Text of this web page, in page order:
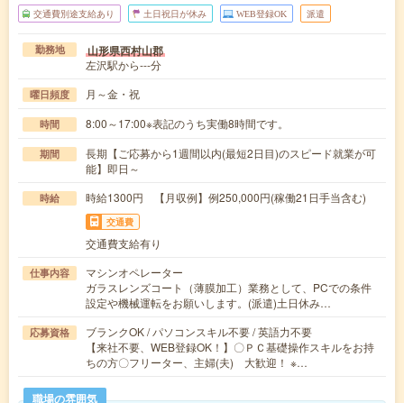
交通費別途支給あり 土日祝日が休み WEB登録OK 派遣
勤務地 山形県西村山郡
左沢駅から---分
曜日頻度 月～金・祝
時間 8:00～17:00※表記のうち実働8時間です。
期間
長期【ご応募から1週間以内(最短2日目)のスピード就業が可
能】即日～
時給 時給1300円 【月収例】例250,000円(稼働21日手当含む)
交通費
交通費支給有り
仕事内容
マシンオペレーター
ガラスレンズコート（薄膜加工）業務として、PCでの条件
設定や機械運転をお願いします。(派遣)土日休み…
応募資格
ブランクOK / パソコンスキル不要 / 英語力不要
【来社不要、WEB登録OK！】〇ＰＣ基礎操作スキルをお持
ちの方〇フリーター、主婦(夫) 大歓迎！ ※…
職場の雰囲気